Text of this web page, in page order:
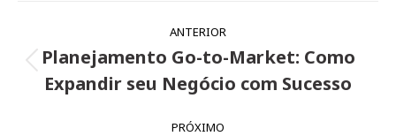
de
post:
ANTERIOR
Post
anterior:
Planejamento Go-to-Market: Como
Expandir seu Negócio com Sucesso
PRÓXIMO